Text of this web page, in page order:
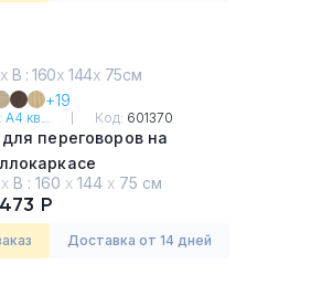
х В : 160х 144х 75см
+19
А4 кв... Код: 601370
переговоров на
премиум
х В : 160 х 144 х 75 см
Р
Доставка от 14 дней